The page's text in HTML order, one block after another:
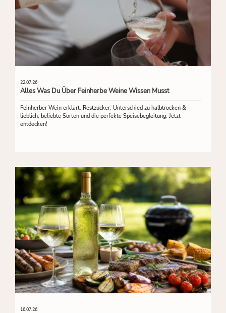
22.07.26
Alles Was Du Über Feinherbe Weine Wissen Musst
Feinherber Wein erklärt: Restzucker, Unterschied zu halbtrocken &
lieblich, beliebte Sorten und die perfekte Speisebegleitung. Jetzt
entdecken!
16.07.26